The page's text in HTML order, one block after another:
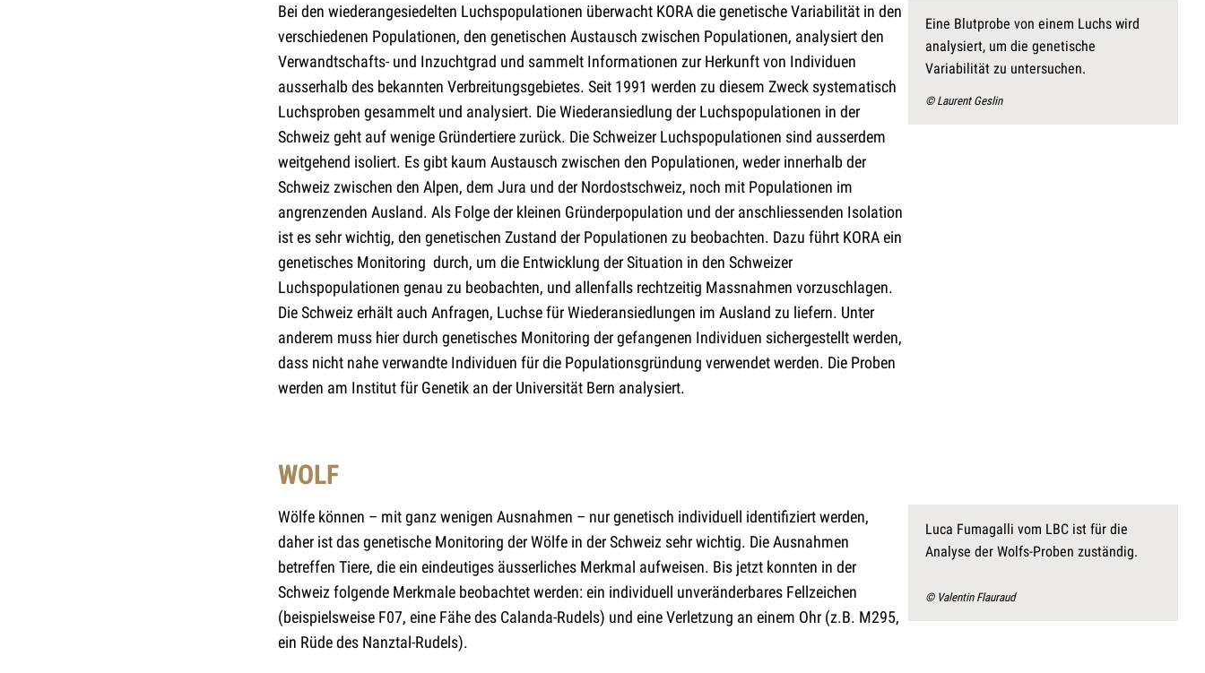
Bei den wiederangesiedelten Luchspopulationen überwacht KORA die genetische Variabilität in den
verschiedenen Populationen, den genetischen Austausch zwischen Populationen, analysiert den
Verwandtschafts- und Inzuchtgrad und sammelt Informationen zur Herkunft von Individuen
ausserhalb des bekannten Verbreitungsgebietes. Seit 1991 werden zu diesem Zweck systematisch
Luchsproben gesammelt und analysiert. Die Wiederansiedlung der Luchspopulationen in der
Schweiz geht auf wenige Gründertiere zurück. Die Schweizer Luchspopulationen sind ausserdem
weitgehend isoliert. Es gibt kaum Austausch zwischen den Populationen, weder innerhalb der
Schweiz zwischen den Alpen, dem Jura und der Nordostschweiz, noch mit Populationen im
angrenzenden Ausland. Als Folge der kleinen Gründerpopulation und der anschliessenden Isolation
ist es sehr wichtig, den genetischen Zustand der Populationen zu beobachten. Dazu führt KORA ein
genetisches Monitoring durch, um die Entwicklung der Situation in den Schweizer
Luchspopulationen genau zu beobachten, und allenfalls rechtzeitig Massnahmen vorzuschlagen.
Die Schweiz erhält auch Anfragen, Luchse für Wiederansiedlungen im Ausland zu liefern. Unter
anderem muss hier durch genetisches Monitoring der gefangenen Individuen sichergestellt werden,
dass nicht nahe verwandte Individuen für die Populationsgründung verwendet werden. Die Proben
werden am Institut für Genetik an der Universität Bern analysiert.
Eine Blutprobe von einem Luchs wird
analysiert, um die genetische
Variabilität zu untersuchen.
© Laurent Geslin
WOLF
Wölfe können – mit ganz wenigen Ausnahmen – nur genetisch individuell identifiziert werden,
daher ist das genetische Monitoring der Wölfe in der Schweiz sehr wichtig. Die Ausnahmen
betreffen Tiere, die ein eindeutiges äusserliches Merkmal aufweisen. Bis jetzt konnten in der
Schweiz folgende Merkmale beobachtet werden: ein individuell unveränderbares Fellzeichen
(beispielsweise F07, eine Fähe des Calanda-Rudels) und eine Verletzung an einem Ohr (z.B. M295,
ein Rüde des Nanztal-Rudels).
Luca Fumagalli vom LBC ist für die
Analyse der Wolfs-Proben zuständig.
© Valentin Flauraud